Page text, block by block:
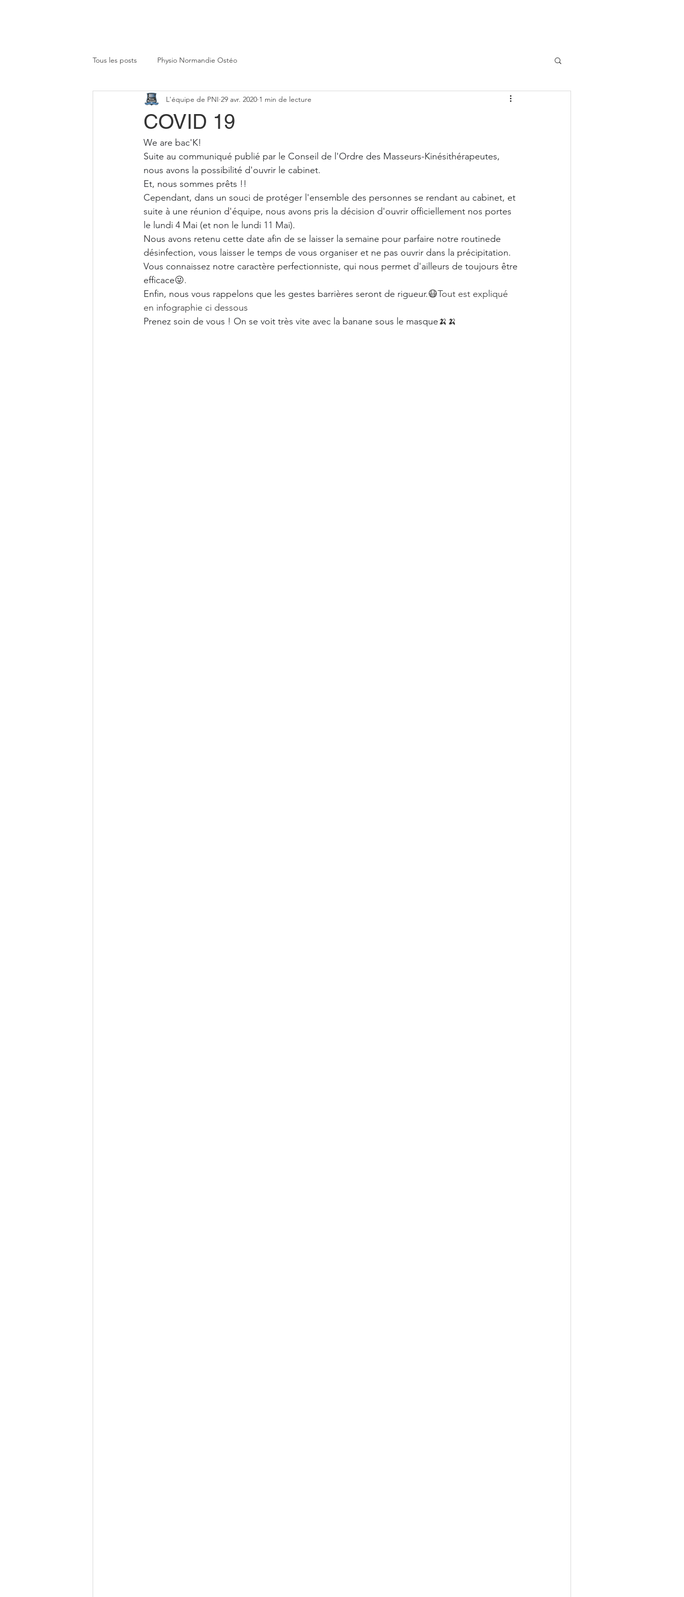
Tous les posts Physio Normandie Ostéo
COVID 19
L'équipe de PNI 29 avr. 2020 1 min de lecture
We are bac'K!
Suite au communiqué publié par le Conseil de l'Ordre des Masseurs-Kinésithérapeutes,
nous avons la possibilité d'ouvrir le cabinet.
Et, nous sommes prêts !!
Cependant, dans un souci de protéger l'ensemble des personnes se rendant au cabinet, et
suite à une réunion d'équipe, nous avons pris la décision d'ouvrir officiellement nos portes
le lundi 4 Mai (et non le lundi 11 Mai).
Nous avons retenu cette date afin de se laisser la semaine pour parfaire notre routinede
désinfection, vous laisser le temps de vous organiser et ne pas ouvrir dans la précipitation.
Vous connaissez notre caractère perfectionniste, qui nous permet d'ailleurs de toujours être
efficace😜.
Enfin, nous vous rappelons que les gestes barrières seront de rigueur.😷Tout est expliqué
en infographie ci dessous
Prenez soin de vous ! On se voit très vite avec la banane sous le masque🍌🍌